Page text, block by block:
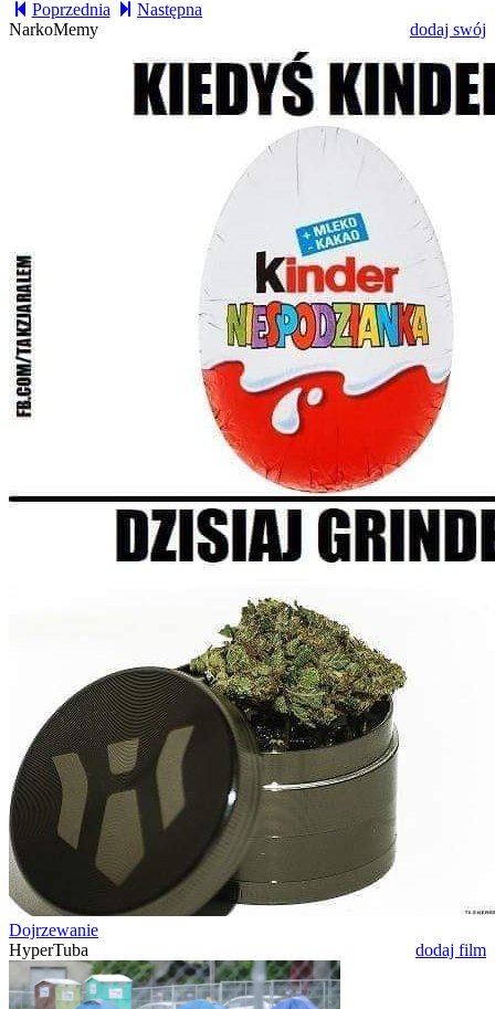
Poprzednia
Następna
NarkoMemy
dodaj swój
Dojrzewanie
HyperTuba
dodaj film